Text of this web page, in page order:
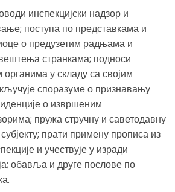
инспекцијски надзор и
поступа по представкама и
о предузетим радњама и
странкама; подноси
у складу са својим
споразуме о признавању
о извршеним
пружа стручну и саветодавну
прати примену прописа из
и учествује у изради
обавља и друге послове по